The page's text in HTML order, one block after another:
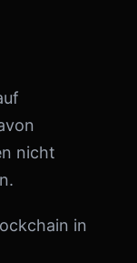
nicht
in